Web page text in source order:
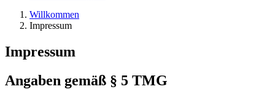
Willkommen
Impressum
Impressum
Angaben gemäß § 5 TMG